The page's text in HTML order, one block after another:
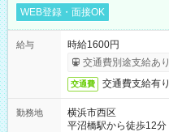
WEB登録・面接OK
給与
時給1600円
交通費別途支給あり
交通費 交通費支給有り
勤務地
横浜市西区
平沼橋駅から徒歩12分